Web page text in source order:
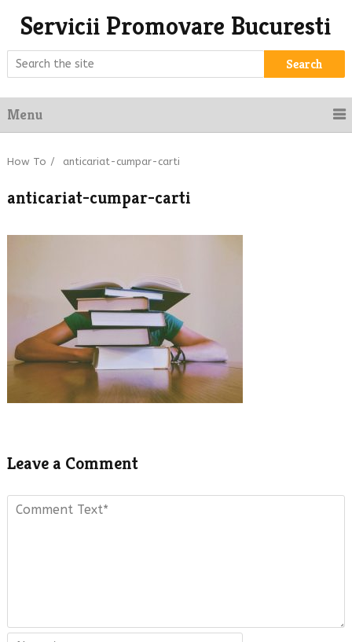
Servicii Promovare Bucuresti
Search
Menu
How To / anticariat-cumpar-carti
anticariat-cumpar-carti
Leave a Comment